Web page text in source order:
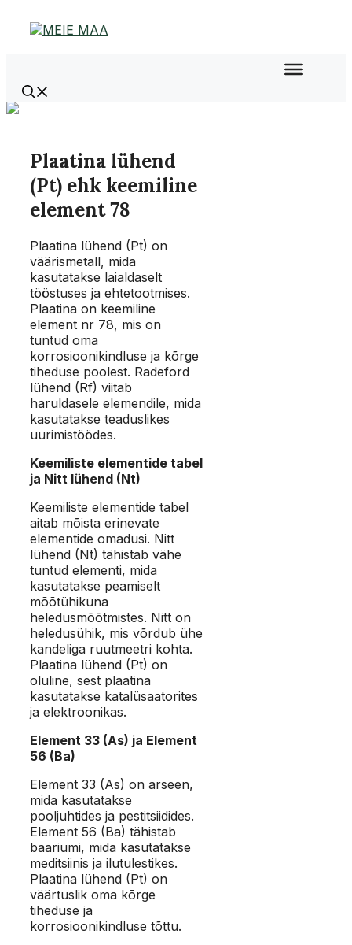
Plaatina lühend
(Pt) ehk keemiline
element 78
Plaatina lühend (Pt) on
väärismetall, mida
kasutatakse laialdaselt
tööstuses ja ehtetootmises.
Plaatina on keemiline
element nr 78, mis on
tuntud oma
korrosioonikindluse ja kõrge
tiheduse poolest. Radeford
lühend (Rf) viitab
haruldasele elemendile, mida
kasutatakse teaduslikes
uurimistöödes.
Keemiliste elementide tabel
ja Nitt lühend (Nt)
Keemiliste elementide tabel
aitab mõista erinevate
elementide omadusi. Nitt
lühend (Nt) tähistab vähe
tuntud elementi, mida
kasutatakse peamiselt
mõõtühikuna
heledusmõõtmistes. Nitt on
heledusühik, mis võrdub ühe
kandeliga ruutmeetri kohta.
Plaatina lühend (Pt) on
oluline, sest plaatina
kasutatakse katalüsaatorites
ja elektroonikas.
Element 33 (As) ja Element
56 (Ba)
Element 33 (As) on arseen,
mida kasutatakse
pooljuhtides ja pestitsiidides.
Element 56 (Ba) tähistab
baariumi, mida kasutatakse
meditsiinis ja ilutulestikes.
Plaatina lühend (Pt) on
väärtuslik oma kõrge
tiheduse ja
korrosioonikindluse tõttu.